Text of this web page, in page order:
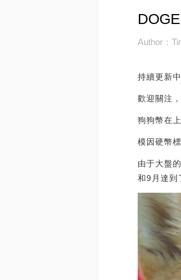
Author：
持續更新中
歡迎關注
狗狗幣在
模因硬幣
由于大盤
和9月達到